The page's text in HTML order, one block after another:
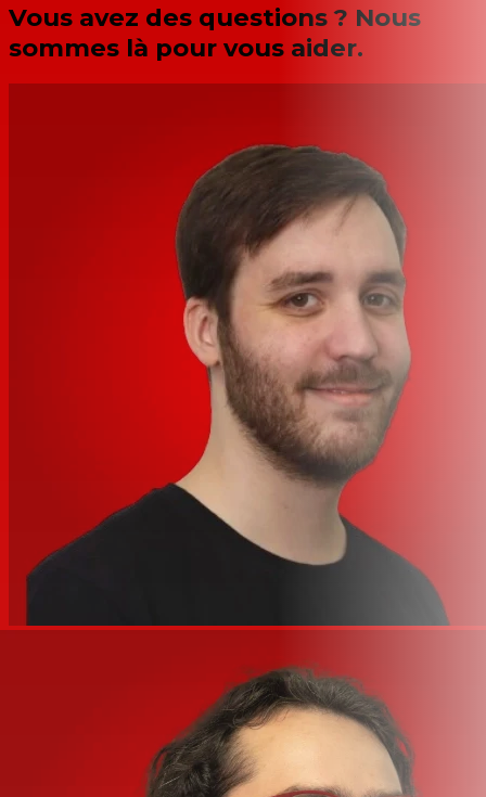
Vous avez des questions ? Nous
sommes là pour vous aider.